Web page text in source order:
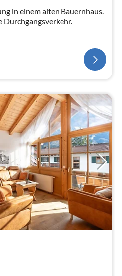
in einem alten Bauernhaus.
Durchgangsverkehr.